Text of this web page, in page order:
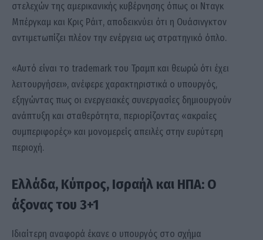
στελεχών της αμερικανικής κυβέρνησης όπως οι Νταγκ
Μπέργκαμ και Κρις Ράιτ, αποδεικνύει ότι η Ουάσινγκτον
αντιμετωπίζει πλέον την ενέργεια ως στρατηγικό όπλο.
«Αυτό είναι το trademark του Τραμπ και θεωρώ ότι έχει
λειτουργήσει», ανέφερε χαρακτηριστικά ο υπουργός,
εξηγώντας πως οι ενεργειακές συνεργασίες δημιουργούν
ανάπτυξη και σταθερότητα, περιορίζοντας «ακραίες
συμπεριφορές» και μονομερείς απειλές στην ευρύτερη
περιοχή.
Ελλάδα, Κύπρος, Ισραήλ και ΗΠΑ: Ο
άξονας του 3+1
Ιδιαίτερη αναφορά έκανε ο υπουργός στο σχήμα